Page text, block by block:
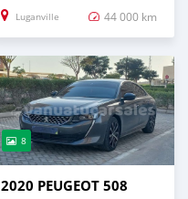
Luganville 44 000 km
8
2020 PEUGEOT 508